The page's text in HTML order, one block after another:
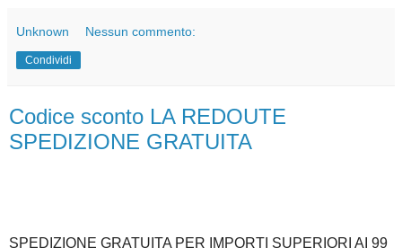
Unknown Nessun commento:
Condividi
Codice sconto LA REDOUTE
SPEDIZIONE GRATUITA
SPEDIZIONE GRATUITA PER IMPORTI SUPERIORI AI 99